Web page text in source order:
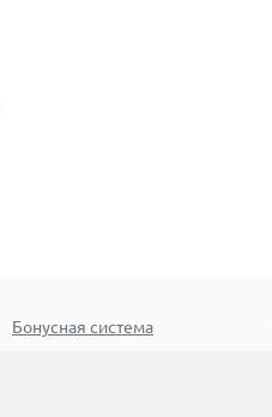
Бонусная система